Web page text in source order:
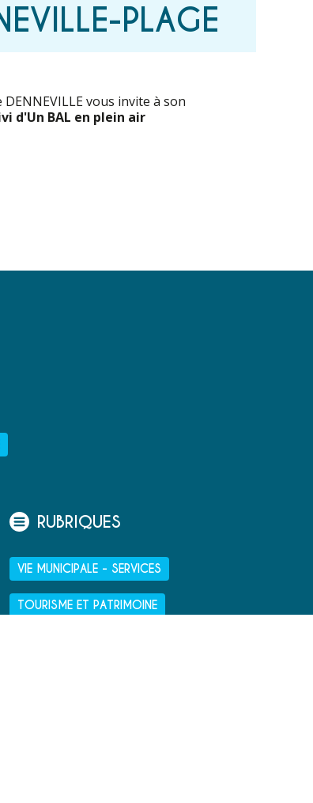
PLAGE
vous invite à son
d'Un BAL en plein air
RUBRIQUES
VIE MUNICIPALE - SERVICES
TOURISME ET PATRIMOINE